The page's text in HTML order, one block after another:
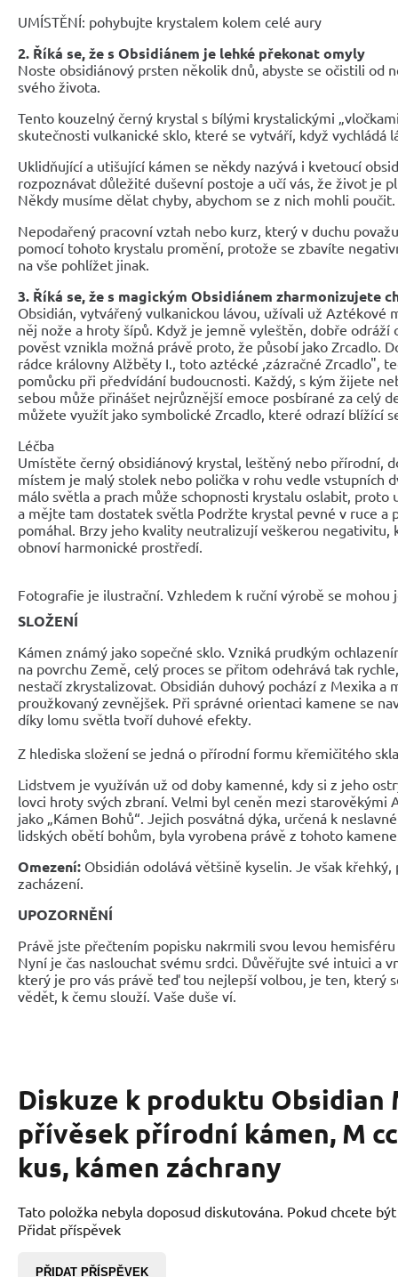
UMÍSTĚNÍ: pohybujte krystalem kolem celé aury
2. Říká se, že s Obsidiánem je lehké překonat omyly
Noste obsidiánový prsten několik dnů, abyste se očistili od
svého života.
Tento kouzelný černý krystal s bílými krystalickými
skutečnosti vulkanické sklo, které se vytváří, když vychládá
Uklidňující a utišující kámen se někdy nazývá i kvetoucí
rozpoznávat důležité duševní postoje a učí vás, že život je
Někdy musíme dělat chyby, abychom se z nich mohli poučit.
Nepodařený pracovní vztah nebo kurz, který v duchu
pomocí tohoto krystalu promění, protože se zbavíte
na vše pohlížet jinak.
3. Říká se, že s magickým Obsidiánem zharmonizujete
Obsidián, vytvářený vulkanickou lávou, užívali už Aztékové
něj nože a hroty šípů. Když je jemně vyleštěn, dobře odráží
pověst vznikla možná právě proto, že působí jako Zrcadlo.
rádce královny Alžběty I., toto aztécké ,zázračné Zrcadlo",
pomůcku při předvídání budoucnosti. Každý, s kým žijete
sebou může přinášet nejrůznější emoce posbírané za celý
můžete využít jako symbolické Zrcadlo, které odrazí blížící
Léčba
Umístěte černý obsidiánový krystal, leštěný nebo přírodní,
místem je malý stolek nebo polička v rohu vedle vstupních
málo světla a prach může schopnosti krystalu oslabit, proto
a mějte tam dostatek světla Podržte krystal pevné v ruce a
pomáhal. Brzy jeho kvality neutralizují veškerou negativitu,
obnoví harmonické prostředí.
Fotografie je ilustrační. Vzhledem k ruční výrobě se
SLOŽENÍ
Kámen známý jako sopečné sklo. Vzniká prudkým
na povrchu Země, celý proces se přitom odehrává tak
nestačí zkrystalizovat. Obsidián duhový pochází z Mexika a
proužkovaný zevnějšek. Při správné orientaci kamene se
díky lomu světla tvoří duhové efekty.
Z hlediska složení se jedná o přírodní formu křemičitého
Lidstvem je využíván už od doby kamenné, kdy si z jeho
lovci hroty svých zbraní. Velmi byl ceněn mezi starověkými
jako „Kámen Bohů“. Jejich posvátná dýka, určená k
lidských obětí bohům, byla vyrobena právě z tohoto
Omezení: Obsidián odolává většině kyselin. Je však
zacházení.
UPOZORNĚNÍ
Právě jste přečtením popisku nakrmili svou levou
Nyní je čas naslouchat svému srdci. Důvěřujte své intuici a
který je pro vás právě teď tou nejlepší volbou, je ten, který
vědět, k čemu slouží. Vaše duše ví.
Diskuze k produktu Obsidian
přívěsek přírodní kámen, M
kus, kámen záchrany
Tato položka nebyla doposud diskutována. Pokud chcete
Přidat příspěvek
PŘIDAT PŘÍSPĚVEK